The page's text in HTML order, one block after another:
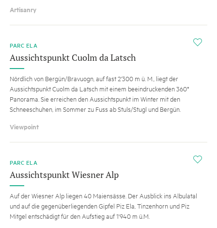
Artisanry
i
PARC ELA
Aussichtspunkt Cuolm da Latsch
Nördlich von Bergün/Bravuogn, auf fast 2'300 m ü. M., liegt der
Aussichtspunkt Cuolm da Latsch mit einem beeindruckenden 360°
Panorama. Sie erreichen den Aussichtspunkt im Winter mit den
Schneeschuhen, im Sommer zu Fuss ab Stuls/Stugl und Bergün.
Viewpoint
i
PARC ELA
Aussichtspunkt Wiesner Alp
Auf der Wiesner Alp liegen 40 Maiensässe. Der Ausblick ins Albulatal
und auf die gegenüberliegenden Gipfel Piz Ela, Tinzenhorn und Piz
Mitgel entschädigt für den Aufstieg auf 1'940 m ü.M.